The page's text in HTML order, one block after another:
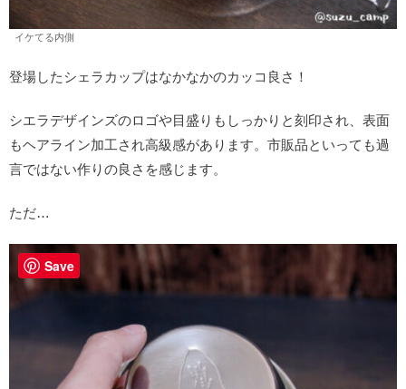
イケてる内側
登場したシェラカップはなかなかのカッコ良さ！
シエラデザインズのロゴや目盛りもしっかりと刻印され、表面
もヘアライン加工され高級感があります。市販品といっても過
言ではない作りの良さを感じます。
ただ…
Save